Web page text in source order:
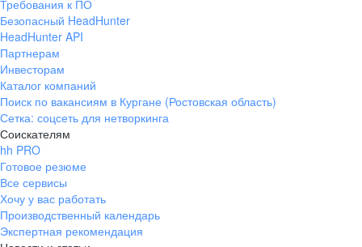
Требования к ПО
Безопасный HeadHunter
HeadHunter API
Партнерам
Инвесторам
Каталог компаний
Поиск по вакансиям в Кургане (Ростовская область)
Сетка: соцсеть для нетворкинга
Соискателям
hh PRO
Готовое резюме
Все сервисы
Хочу у вас работать
Производственный календарь
Экспертная рекомендация